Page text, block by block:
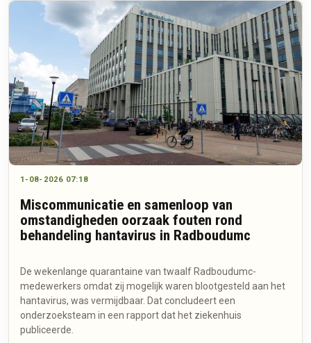
1-08-2026 07:18
Miscommunicatie en samenloop van
omstandigheden oorzaak fouten rond
behandeling hantavirus in Radboudumc
De wekenlange quarantaine van twaalf Radboudumc-
medewerkers omdat zij mogelijk waren blootgesteld aan het
hantavirus, was vermijdbaar. Dat concludeert een
onderzoeksteam in een rapport dat het ziekenhuis
publiceerde.